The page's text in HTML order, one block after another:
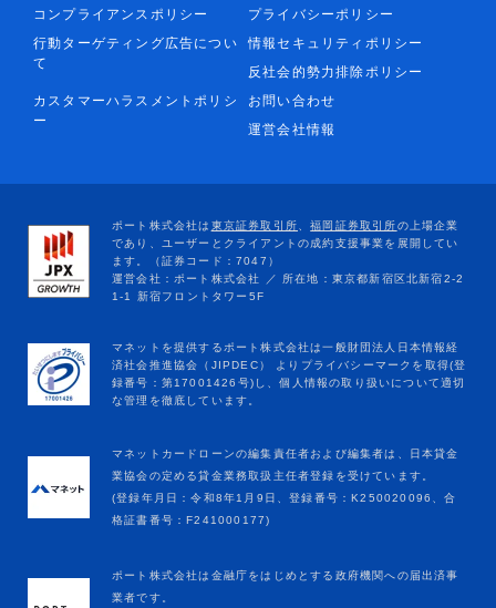
コンプライアンスポリシー
プライバシーポリシー
行動ターゲティング広告につい
て
情報セキュリティポリシー
反社会的勢力排除ポリシー
カスタマーハラスメントポリシ
ー
お問い合わせ
運営会社情報
マネットカードローンの編集責任者および編集者は、日本貸金
業協会の定める貸金業務取扱主任者登録を受けています。
(登録年月日：令和8年1月9日、登録番号：K250020096、合
格証書番号：F241000177)
ポート株式会社は金融庁をはじめとする政府機関への届出済事
業者です。